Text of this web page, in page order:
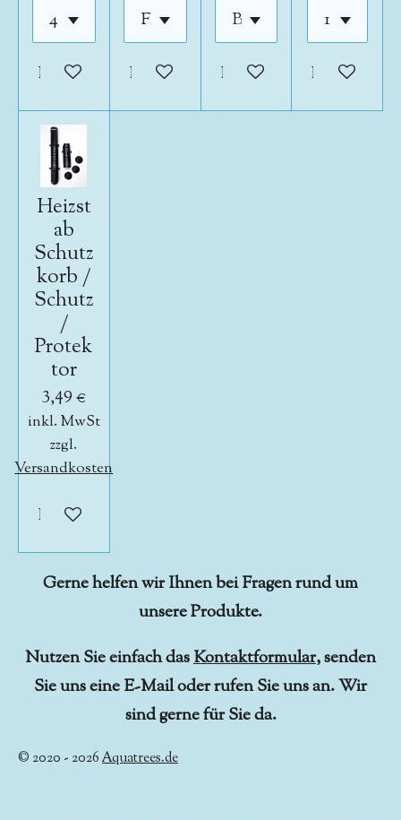
In den WarenkorbIn den WarenkorbIn den Warenkorb
In den
Heizst
ab
Schutz
korb /
Schutz
/
Protek
tor
3,49 €
inkl. MwSt
zzgl.
Versandkosten
In den Warenkorb
Gerne helfen wir Ihnen bei Fragen rund um
unsere Produkte.
Nutzen Sie einfach dasKontaktformular, senden
Sie uns eine E-Mail oder rufen Sie uns an. Wir
sind gerne für Sie da.
© 2020 - 2026Aquatrees.de